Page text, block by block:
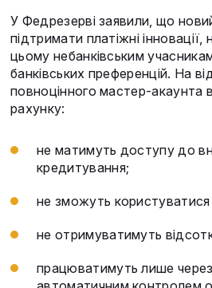
У Федрезерві заявили, що
підтримати платіжні
цьому небанківським
банківських преференцій. На
повноцінного мастер-акаунта
рахунку:
не матимуть доступу до
кредитування;
не зможуть
не отримуватимуть
працюватимуть лише через